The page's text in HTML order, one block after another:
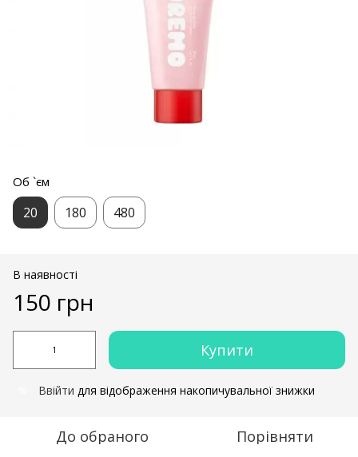
Об `єм
20 180 480
В наявності
150 грн
Купити
Ввійти для відображення накопичувальної знижки
До обраного Порівняти